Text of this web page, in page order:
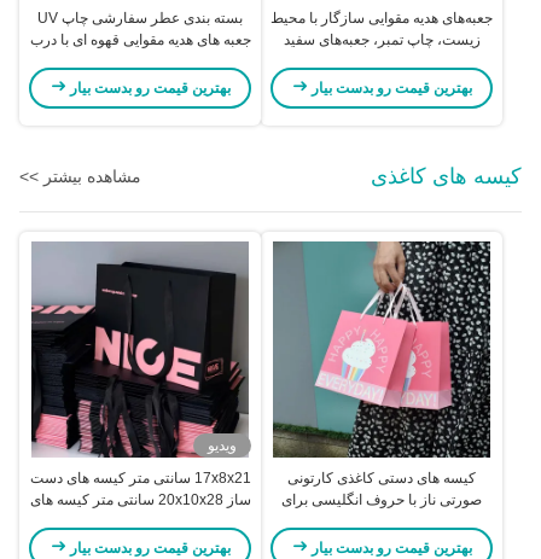
جعبه‌های هدیه مقوایی سازگار با محیط
زیست، چاپ تمبر، جعبه‌های سفید
بهترین قیمت رو بدست بیار
بسته بندی عطر سفارشی چاپ UV
جعبه های هدیه مقوایی قهوه ای با درب
بهترین قیمت رو بدست بیار
کیسه های کاغذی مشاهده بیشتر >>
کیسه های دستی کاغذی کارتونی
صورتی ناز با حروف انگلیسی برای
بهترین قیمت رو بدست بیار
ویدیو
17x8x21 سانتی متر کیسه های دست
ساز 20x10x28 سانتی متر کیسه های
بهترین قیمت رو بدست بیار